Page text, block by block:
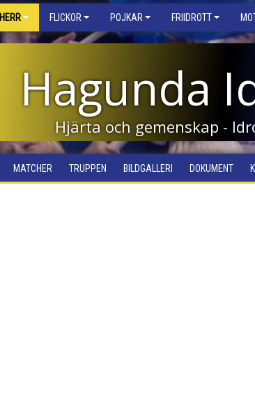
HERR FLICKOR POJKAR FRIIDROTT
Hagunda
Hjärta och gemenskap -
MATCHER TRUPPEN BILDGALLERI DOKUMENT